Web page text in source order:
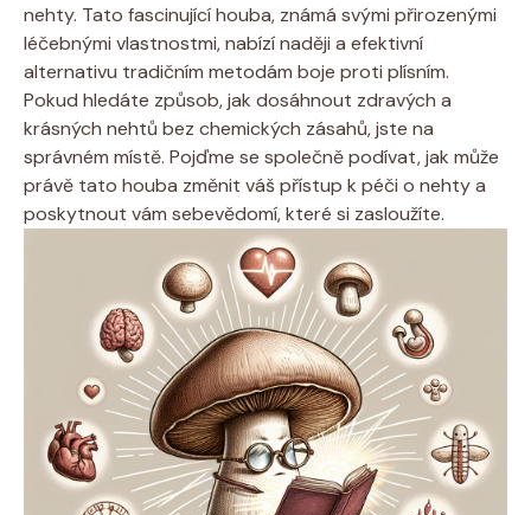
nehty. Tato fascinující houba, známá svými přirozenými
léčebnými vlastnostmi, nabízí naději a efektivní
alternativu tradičním metodám boje proti plísním.
Pokud hledáte způsob, jak dosáhnout zdravých a
krásných nehtů bez chemických zásahů, jste na
správném místě. Pojďme se společně podívat, jak může
právě tato houba změnit váš přístup k péči o nehty a
poskytnout vám sebevědomí, které si zasloužíte.